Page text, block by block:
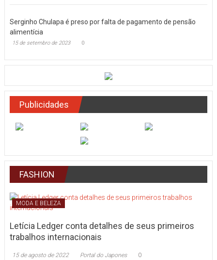
Serginho Chulapa é preso por falta de pagamento de pensão
alimentícia
15 de setembro de 2023 0
Publicidades
FASHION
MODA E BELEZA
Letícia Ledger conta detalhes de seus primeiros
trabalhos internacionais
15 de agosto de 2022 Portal do Japones 0